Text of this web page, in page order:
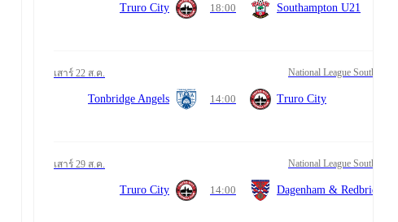
Truro City 18:00 Southampton U21
เสาร์ 22 ส.ค. National League South
Tonbridge Angels 14:00 Truro City
เสาร์ 29 ส.ค. National League South
Truro City 14:00 Dagenham & Redbridge